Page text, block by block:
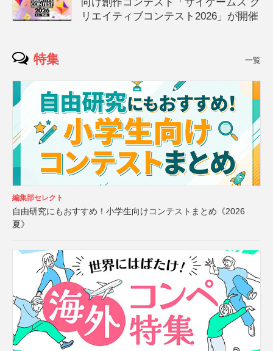
リエイティブコンテスト2026」が開催
特集 一覧
編集部セレクト
自由研究にもおすすめ！小学生向けコンテストまとめ《2026
夏》